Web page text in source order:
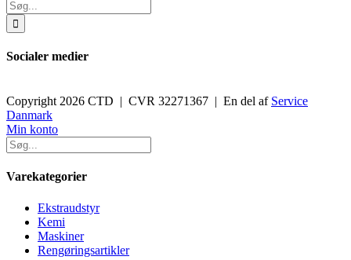
Søg
efter:
Socialer medier
Copyright 2026 CTD | CVR 32271367 | En del af Service
Danmark
Toggle
Sliding
Bar
Area
Min konto
Varekategorier
Ekstraudstyr
Kemi
Maskiner
Rengøringsartikler